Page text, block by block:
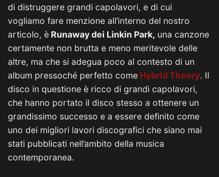
di distruggere grandi capolavori, e di cui
vogliamo fare menzione all’interno del nostro
articolo, è Runaway dei Linkin Park, una canzone
certamente non brutta e meno meritevole delle
altre, ma che si adegua poco al contesto di un
album pressoché perfetto come Hybrid Theory. Il
disco in questione è ricco di grandi capolavori,
che hanno portato il disco stesso a ottenere un
grandissimo successo e a essere definito come
uno dei migliori lavori discografici che siano mai
stati pubblicati nell’ambito della musica
contemporanea.